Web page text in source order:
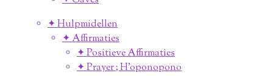
✦ Hulpmidellen
✦ Affirmaties
✦ Positieve Affirmaties
✦ Prayer ; H'oponopono